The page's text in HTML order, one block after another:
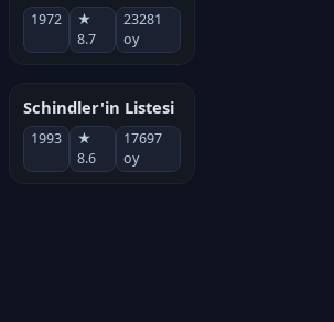
1972
★
8.7
23281
oy
Schindler'in Listesi
1993
★
8.6
17697
oy